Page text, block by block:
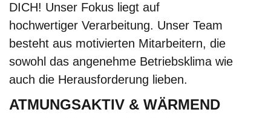
DICH! Unser Fokus liegt auf
hochwertiger Verarbeitung. Unser Team
besteht aus motivierten Mitarbeitern, die
sowohl das angenehme Betriebsklima wie
auch die Herausforderung lieben.
ATMUNGSAKTIV & WÄRMEND